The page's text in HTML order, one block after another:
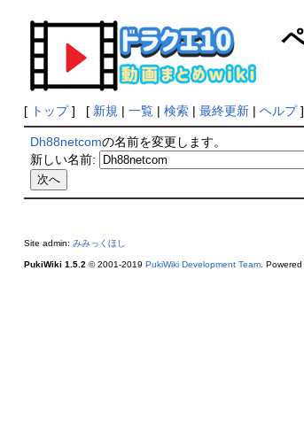
[ トップ] [ 新規 | 一覧| 検索| 最終更新| ヘルプ]
Dh88netcomの名前を変更します。
新しい名前:
Site admin: みみっくほし
PukiWiki 1.5.2 © 2001-2019 PukiWiki Development Team. Powered